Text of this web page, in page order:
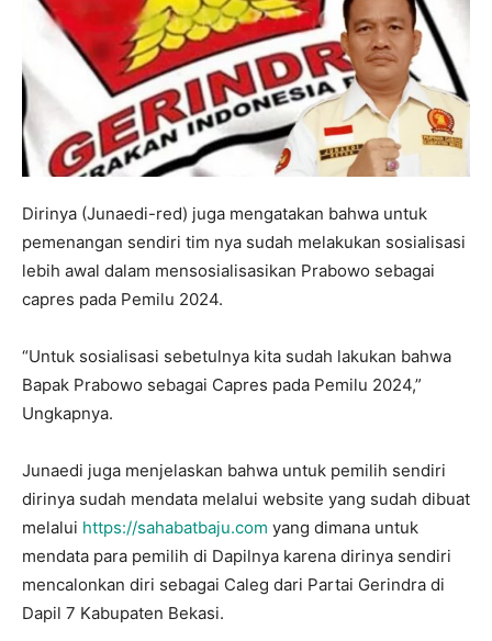
Dirinya (Junaedi-red) juga mengatakan bahwa untuk
pemenangan sendiri tim nya sudah melakukan sosialisasi
lebih awal dalam mensosialisasikan Prabowo sebagai
capres pada Pemilu 2024.
“Untuk sosialisasi sebetulnya kita sudah lakukan bahwa
Bapak Prabowo sebagai Capres pada Pemilu 2024,”
Ungkapnya.
Junaedi juga menjelaskan bahwa untuk pemilih sendiri
dirinya sudah mendata melalui website yang sudah dibuat
melalui https://sahabatbaju.com yang dimana untuk
mendata para pemilih di Dapilnya karena dirinya sendiri
mencalonkan diri sebagai Caleg dari Partai Gerindra di
Dapil 7 Kabupaten Bekasi.